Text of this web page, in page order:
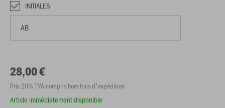
INITIALES
28,00 €
Prix 20% TVA compris hors frais d'expédition
Article immédiatement disponible